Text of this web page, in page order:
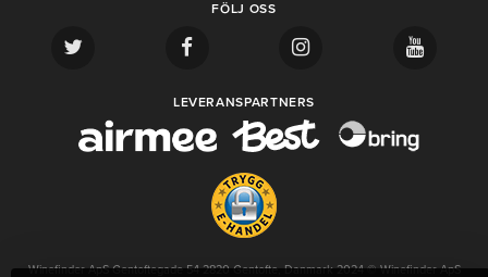
FÖLJ OSS
LEVERANSPARTNERS
Winefinder ApS Gentoftegade 54 2820 Gentofte, Danmark 2024 © Winefinder ApS